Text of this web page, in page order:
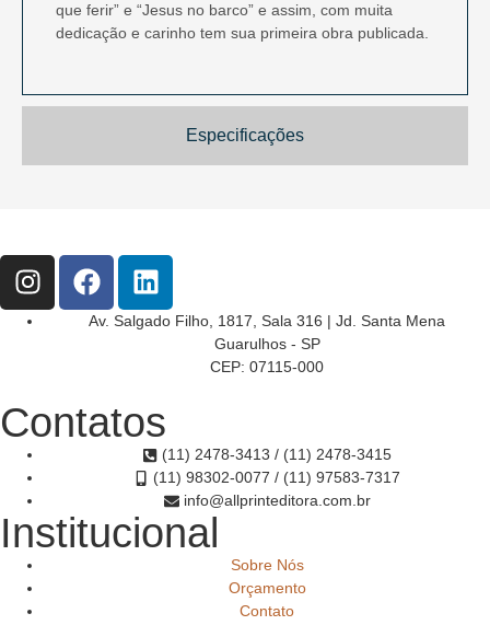
Especificações
que ferir” e “Jesus no barco” e assim, com muita
dedicação e carinho tem sua primeira obra publicada.
Av. Salgado Filho, 1817, Sala 316 | Jd. Santa Mena
Guarulhos - SP
CEP: 07115-000
Contatos
(11) 2478-3413 / (11) 2478-3415
(11) 98302-0077 / (11) 97583-7317
info@allprinteditora.com.br
Institucional
Sobre Nós
Orçamento
Contato